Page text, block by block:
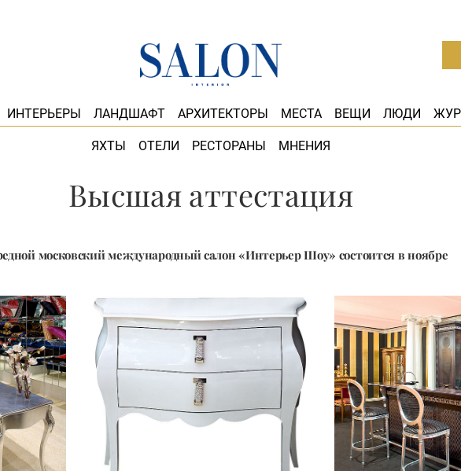
ИНТЕРЬЕРЫ ЛАНДШАФТ АРХИТЕКТОРЫ МЕСТА ВЕЩИ ЛЮДИ
ЯХТЫ ОТЕЛИ РЕСТОРАНЫ МНЕНИЯ
Высшая аттестация
московский международный салон «Интерьер Шоу» состоится в ноябре